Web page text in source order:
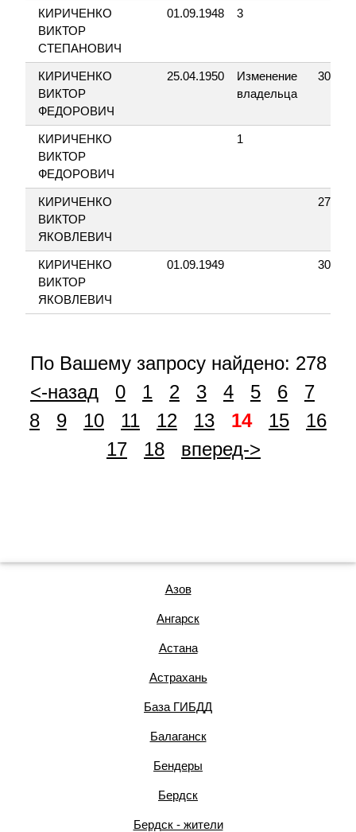
КИРИЧЕНКО
ВИКТОР
СТЕПАНОВИЧ
01.09.1948 3
КИРИЧЕНКО
ВИКТОР
ФЕДОРОВИЧ
25.04.1950
Изменение
владельца
КИРИЧЕНКО
ВИКТОР
ФЕДОРОВИЧ
1
КИРИЧЕНКО
ВИКТОР
ЯКОВЛЕВИЧ
КИРИЧЕНКО
ВИКТОР
ЯКОВЛЕВИЧ
01.09.1949
По Вашему запросу найдено: 278
<-назад
0 1 2 3 4 5 6
7
8
9 10 11 12 13 14 15
16
17
18 вперед->
Азов
Ангарск
Астана
Астрахань
База ГИБДД
Балаганск
Бендеры
Бердск
Бердск - жители